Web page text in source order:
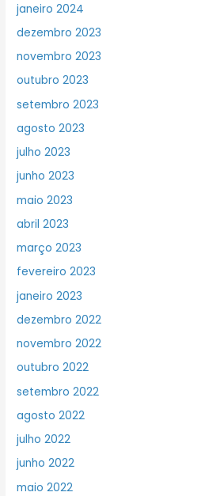
janeiro 2024
dezembro 2023
novembro 2023
outubro 2023
setembro 2023
agosto 2023
julho 2023
junho 2023
maio 2023
abril 2023
março 2023
fevereiro 2023
janeiro 2023
dezembro 2022
novembro 2022
outubro 2022
setembro 2022
agosto 2022
julho 2022
junho 2022
maio 2022